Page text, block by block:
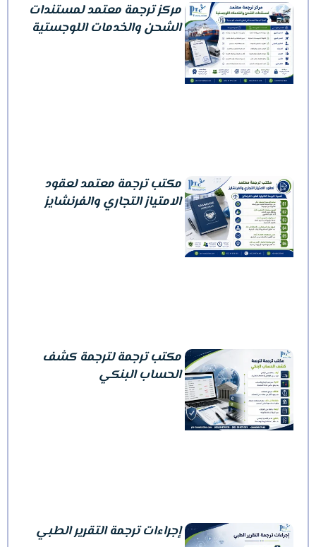
مركز ترجمة معتمد لمستندات
الشحن والخدمات اللوجستية
مكتب ترجمة معتمد لعقود
الامتياز التجاري والفرنشايز
مكتب ترجمة لترجمة كشف
الحساب البنكي
إجراءات ترجمة التقرير الطبي